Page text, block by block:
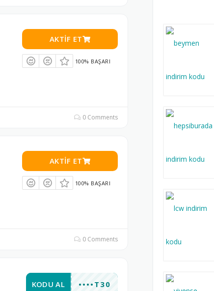
AKTIF ET
100% BAŞARI
0 Comments
AKTIF ET
100% BAŞARI
0 Comments
••••T30
KODU AL